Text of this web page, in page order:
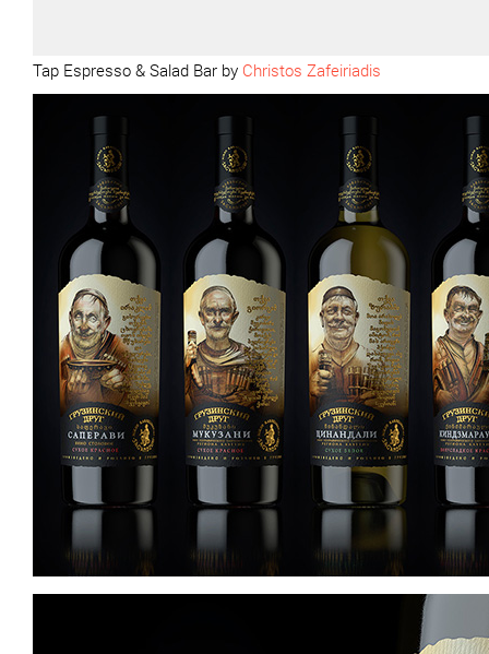
Tap Espresso & Salad Bar by Christos Zafeiriadis